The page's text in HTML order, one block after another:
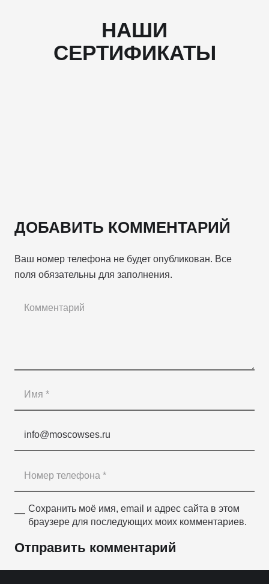
НАШИ
СЕРТИФИКАТЫ
ДОБАВИТЬ КОММЕНТАРИЙ
Ваш номер телефона не будет опубликован. Все
поля обязательны для заполнения.
Сохранить моё имя, email и адрес сайта в этом
браузере для последующих моих комментариев.
Отправить комментарий